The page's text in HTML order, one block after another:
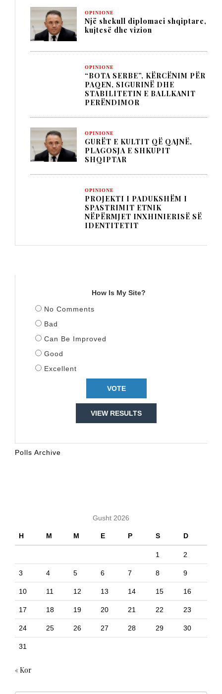
OPINIONE
Një shekull diplomaci shqiptare,
kujtesë dhe vizion
OPINIONE
“BOTA SERBE”, KËRCËNIM PËR
PAQEN, SIGURINË DHE
STABILITETIN E BALLKANIT
PERËNDIMOR
OPINIONE
GURËT E KULTIT QË QAJNË,
PLAGOSJA E SHKUPIT
SHQIPTAR
OPINIONE
PROJEKTI I PADUKSHËM I
SPASTRIMIT ETNIK
NËPËRMJET INXHINIERISË SË
IDENTITETIT
How Is My Site?
No Comments
Bad
Can Be Improved
Good
Excellent
VIEW RESULTS
Polls Archive
Gusht 2026
H M M E P S D
1 2
3 4 5 6 7 8 9
10 11 12 13 14 15 16
17 18 19 20 21 22 23
24 25 26 27 28 29 30
31
« Kor